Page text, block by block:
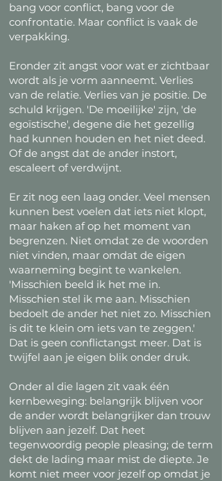
bang voor conflict, bang voor de
confrontatie. Maar conflict is vaak de
verpakking.
Eronder zit angst voor wat er zichtbaar
wordt als je vorm aanneemt. Verlies
van de relatie. Verlies van je positie. De
schuld krijgen. 'De moeilijke' zijn, 'de
egoïstische', degene die het gezellig
had kunnen houden en het niet deed.
Of de angst dat de ander instort,
escaleert of verdwijnt.
Er zit nog een laag onder. Veel mensen
kunnen best voelen dat iets niet klopt,
maar haken af op het moment van
begrenzen. Niet omdat ze de woorden
niet vinden, maar omdat de eigen
waarneming begint te wankelen.
'Misschien beeld ik het me in.
Misschien stel ik me aan. Misschien
bedoelt de ander het niet zo. Misschien
is dit te klein om iets van te zeggen.'
Dat is geen conflictangst meer. Dat is
twijfel aan je eigen blik onder druk.
Onder al die lagen zit vaak één
kernbeweging: belangrijk blijven voor
de ander wordt belangrijker dan trouw
blijven aan jezelf. Dat heet
tegenwoordig people pleasing; de term
dekt de lading maar mist de diepte. Je
komt niet meer voor jezelf op omdat je